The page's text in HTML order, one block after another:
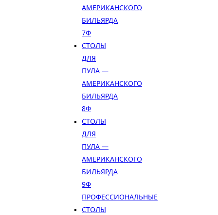
АМЕРИКАНСКОГО
БИЛЬЯРДА
7Ф
СТОЛЫ
ДЛЯ
ПУЛА —
АМЕРИКАНСКОГО
БИЛЬЯРДА
8Ф
СТОЛЫ
ДЛЯ
ПУЛА —
АМЕРИКАНСКОГО
БИЛЬЯРДА
9Ф
ПРОФЕССИОНАЛЬНЫЕ
СТОЛЫ